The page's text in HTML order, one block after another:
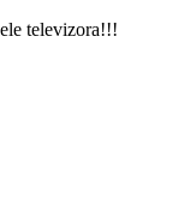
televizora!!!